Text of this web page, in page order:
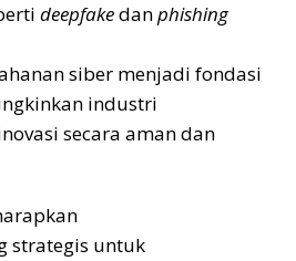
deepfakedanphishing
siber menjadi fondasi
industri
secara aman dan
strategis untuk